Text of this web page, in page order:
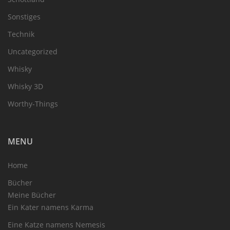
Sonstiges
Technik
Uncategorized
Whisky
Whisky 3D
Worthy-Things
MENU
Home
Bücher
Meine Bücher
Ein Kater namens Karma
Eine Katze namens Nemesis